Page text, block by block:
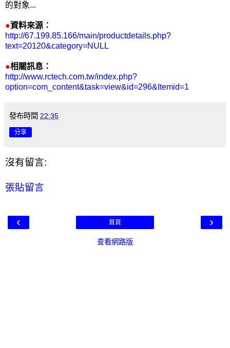
的對象...
●資料來源：
http://67.199.85.166/main/productdetails.php?
text=20120&category=NULL
●相關訊息：
http://www.rctech.com.tw/index.php?
option=com_content&task=view&id=296&Itemid=1
發布時間 22:35
分享
沒有留言:
張貼留言
‹ ›
首頁
查看網路版